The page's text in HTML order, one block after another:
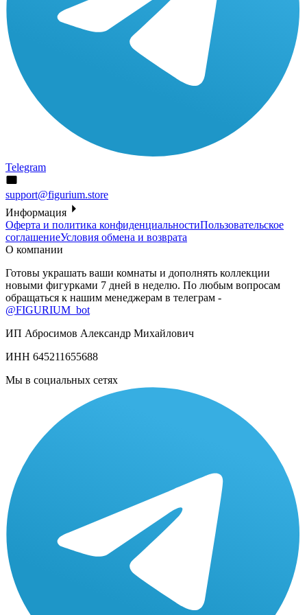
Telegram
support@figurium.store
Информация
Оферта и политика конфиденциальностиПользовательское
соглашениеУсловия обмена и возврата
О компании
Готовы украшать ваши комнаты и дополнять коллекции
новыми фигурками 7 дней в неделю. По любым вопросам
обращаться к нашим менеджерам в телеграм -
@FIGURIUM_bot
ИП Абросимов Александр Михайлович
ИНН 645211655688
Мы в социальных сетях